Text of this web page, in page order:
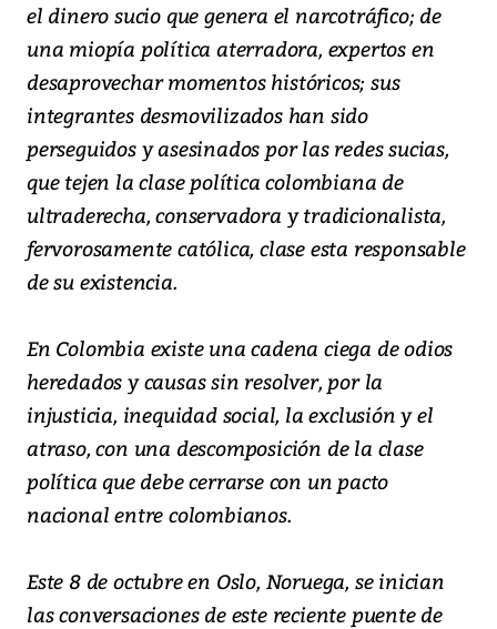
el dinero sucio que genera el narcotráfico; de
una miopía política aterradora, expertos en
desaprovechar momentos históricos; sus
integrantes desmovilizados han sido
perseguidos y asesinados por las redes sucias,
que tejen la clase política colombiana de
ultraderecha, conservadora y tradicionalista,
fervorosamente católica, clase esta responsable
de su existencia.
En Colombia existe una cadena ciega de odios
heredados y causas sin resolver, por la
injusticia, inequidad social, la exclusión y el
atraso, con una descomposición de la clase
política que debe cerrarse con un pacto
nacional entre colombianos.
Este 8 de octubre en Oslo, Noruega, se inician
las conversaciones de este reciente puente de